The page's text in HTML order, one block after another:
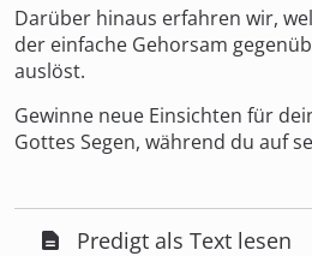
Darüber hinaus erfahren wir,
der einfache Gehorsam
auslöst.
Gewinne neue Einsichten für
Gottes Segen, während du auf
Predigt als Text lesen